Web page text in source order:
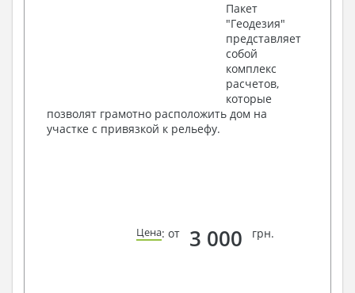
Пакет
"Геодезия"
представляет
собой
комплекс
расчетов,
которые
позволят грамотно расположить дом на
участке с привязкой к рельефу.
Цена: от 3 000 грн.